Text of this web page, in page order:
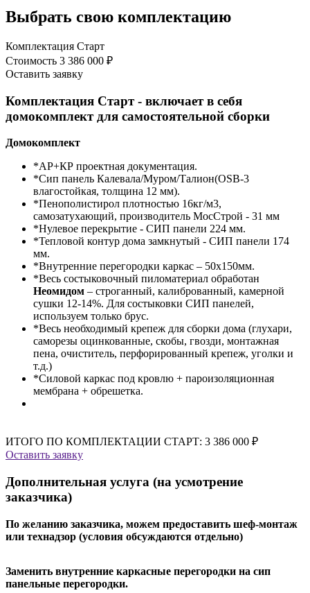
Выбрать свою комплектацию
Комплектация Старт
Стоимость 3 386 000 ₽
Оставить заявку
Комплектация Старт - включает в себя
домокомплект для самостоятельной сборки
Домокомплект
*АР+КР проектная документация.
*Сип панель Калевала/Муром/Талион(OSB-3
влагостойкая, толщина 12 мм).
*Пенополистирол плотностью 16кг/м3,
самозатухающий, производитель МосСтрой - 31 мм
*Нулевое перекрытие - СИП панели 224 мм.
*Тепловой контур дома замкнутый - СИП панели 174
мм.
*Внутренние перегородки каркас – 50х150мм.
*Весь состыковочный пиломатериал обработан
Неомидом – строганный, калиброванный, камерной
сушки 12-14%. Для состыковки СИП панелей,
используем только брус.
*Весь необходимый крепеж для сборки дома (глухари,
саморезы оцинкованные, скобы, гвозди, монтажная
пена, очиститель, перфорированный крепеж, уголки и
т.д.)
*Силовой каркас под кровлю + пароизоляционная
мембрана + обрешетка.
ИТОГО ПО КОМПЛЕКТАЦИИ СТАРТ: 3 386 000 ₽
Оставить заявку
Дополнительная услуга (на усмотрение
заказчика)
По желанию заказчика, можем предоставить шеф-монтаж
или технадзор (условия обсуждаются отдельно)
Заменить внутренние каркасные перегородки на сип
панельные перегородки.